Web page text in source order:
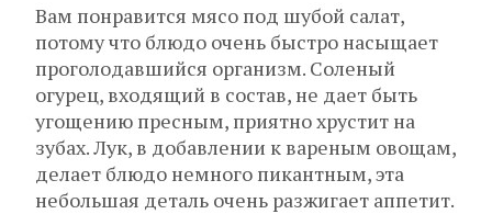
Вам понравится мясо под шубой салат,
потому что блюдо очень быстро насыщает
проголодавшийся организм. Соленый
огурец, входящий в состав, не дает быть
угощению пресным, приятно хрустит на
зубах. Лук, в добавлении к вареным овощам,
делает блюдо немного пикантным, эта
небольшая деталь очень разжигает аппетит.